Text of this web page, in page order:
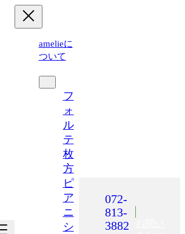
amelieに
ついて
フ
ォ
ル
テ
枚
方
ピ
ア
ニ
シ
072-
813-
3882